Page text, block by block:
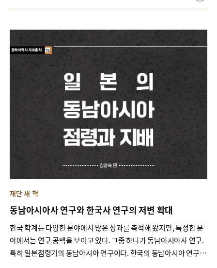
재단 새 책
동남아시아사 연구와 한국사 연구의 저변 확대
한국 학계는 다양한 분야에서 많은 성과를 축적해 왔지만, 특정한 분
야에서는 연구 공백을 보이고 있다. 그중 하나가 동남아시아사 연구.
특히 일본점령기의 동남아시아 연구이다. 한국의 동남아시아 연구는